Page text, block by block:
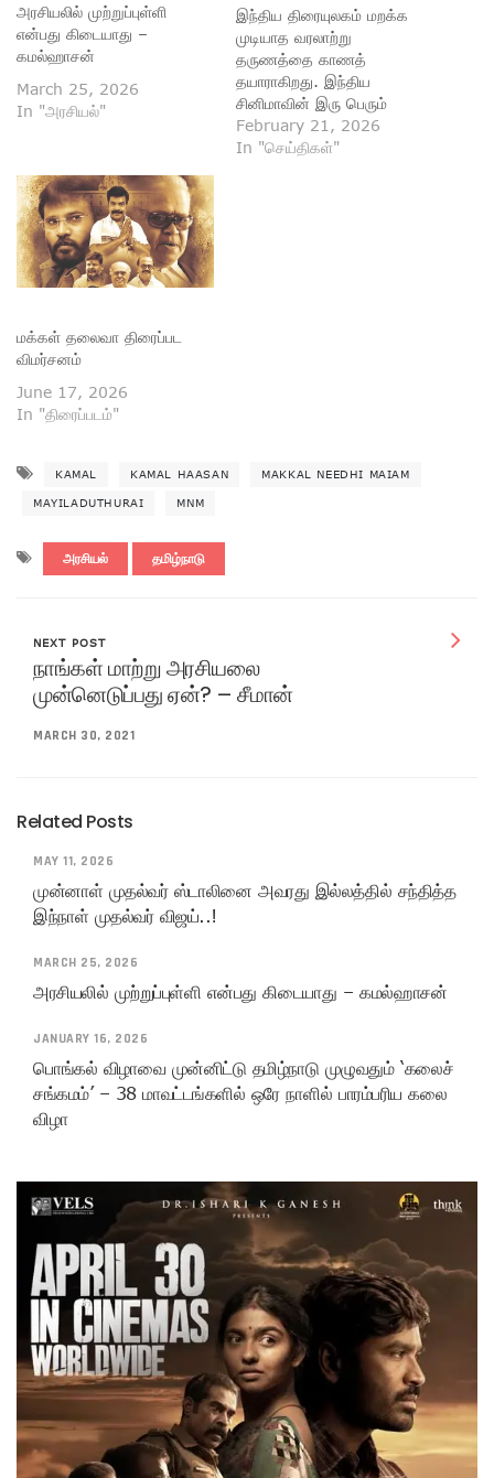
அரசியலில் முற்றுப்புள்ளி
என்பது கிடையாது –
கமல்ஹாசன்
March 25, 2026
In "அரசியல்"
இந்திய திரையுலகம் மறக்க
முடியாத வரலாற்று
தருணத்தை காணத்
தயாராகிறது. இந்திய
சினிமாவின் இரு பெரும்
நாயகர்கள் — ரஜினிகாந்த்
மற்றும் கமல்ஹாசன் — 47
February 21, 2026
In "செய்திகள்"
மக்கள் தலைவா திரைப்பட
விமர்சனம்
June 17, 2026
In "திரைப்படம்"
KAMAL KAMAL HAASAN MAKKAL NEEDHI MAIAM
MAYILADUTHURAI MNM
அரசியல் தமிழ்நாடு
NEXT POST
நாங்கள் மாற்று அரசியலை
முன்னெடுப்பது ஏன்? – சீமான்
MARCH 30, 2021
Related Posts
MAY 11, 2026
முன்னாள் முதல்வர் ஸ்டாலினை அவரது இல்லத்தில் சந்தித்த
இந்நாள் முதல்வர் விஜய்..!
MARCH 25, 2026
அரசியலில் முற்றுப்புள்ளி என்பது கிடையாது – கமல்ஹாசன்
JANUARY 16, 2026
பொங்கல் விழாவை முன்னிட்டு தமிழ்நாடு முழுவதும் ‘கலைச்
சங்கமம்’ – 38 மாவட்டங்களில் ஒரே நாளில் பாரம்பரிய கலை
விழா